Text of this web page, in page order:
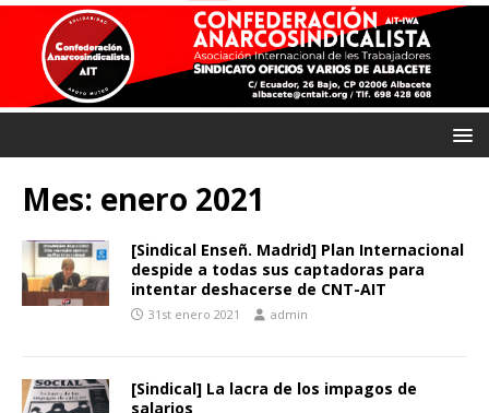
Mes: enero 2021
[Sindical Enseñ. Madrid] Plan Internacional
despide a todas sus captadoras para
intentar deshacerse de CNT-AIT
31st enero 2021 admin
[Sindical] La lacra de los impagos de
salarios